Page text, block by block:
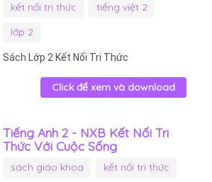
kết nối tri thức
tiếng việt 2
lớp 2
Sách Lớp 2 Kết Nối Tri Thức
Click để xem và download
Tiếng Anh 2 - NXB Kết Nối Tri
Thức Với Cuộc Sống
sách giáo khoa
kết nối tri thức